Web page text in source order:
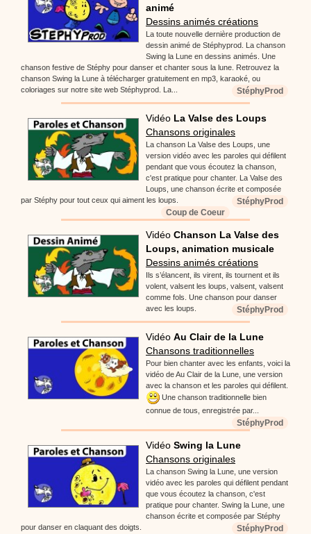
animé
Dessins animés créations
La toute nouvelle dernière production de
dessin animé de Stéphyprod. La chanson
Swing la Lune en dessins animés. Une
chanson festive de Stéphy pour danser et chanter sous la lune. Retrouvez la
chanson Swing la Lune à télécharger gratuitement en mp3, karaoké, ou
coloriages sur notre site web Stéphyprod. La...
StéphyProd
Vidéo La Valse des Loups
Chansons originales
La chanson La Valse des Loups, une
version vidéo avec les paroles qui défilent
pendant que vous écoutez la chanson,
c'est pratique pour chanter. La Valse des
Loups, une chanson écrite et composée
par Stéphy pour tout ceux qui aiment les loups.
StéphyProd
Coup de Coeur
Vidéo Chanson La Valse des
Loups, animation musicale
Dessins animés créations
Ils s’élancent, ils virent, ils tournent et ils
volent, valsent les loups, valsent, valsent
comme fols. Une chanson pour danser
avec les loups.
StéphyProd
Vidéo Au Clair de la Lune
Chansons traditionnelles
Pour bien chanter avec les enfants, voici la
vidéo de Au Clair de la Lune, une version
avec la chanson et les paroles qui défilent.
Une chanson traditionnelle bien
connue de tous, enregistrée par...
StéphyProd
Vidéo Swing la Lune
Chansons originales
La chanson Swing la Lune, une version
vidéo avec les paroles qui défilent pendant
que vous écoutez la chanson, c'est
pratique pour chanter. Swing la Lune, une
chanson écrite et composée par Stéphy
pour danser en claquant des doigts.
StéphyProd